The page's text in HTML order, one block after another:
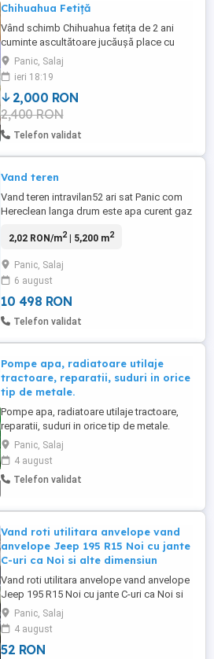
Chihuahua Fetiță
Vând schimb Chihuahua fetița de 2 ani
cuminte ascultătoare jucăușă place cu
copii.Panic, Salaj
ieri 18:19
2,000 RON
2,400 RON
Telefon validat
Vand teren
Vand teren intravilan52 ari sat Panic com
Hereclean langa drum este apa curent gaz
2,02 RON/m2| 5,200 m2
Panic, Salaj
6 august
10 498 RON
Telefon validat
Pompe apa, radiatoare utilaje
tractoare, reparatii, suduri in orice
tip de metale.
Pompe apa, radiatoare utilaje tractoare,
reparatii, suduri in orice tip de metale.
Panic, Salaj
4 august
Telefon validat
Vand roti utilitara anvelope vand
anvelope Jeep 195 R15 Noi cu jante
C-uri ca Noi si alte dimensiun
Vand roti utilitara anvelope vand anvelope
Jeep 195 R15 Noi cu jante C-uri ca Noi si
alte dimensiuni normale sau C, detalii la
telefon telefon nu pe mess. Pret la telefon
Panic, Salaj
4 august
52 RON